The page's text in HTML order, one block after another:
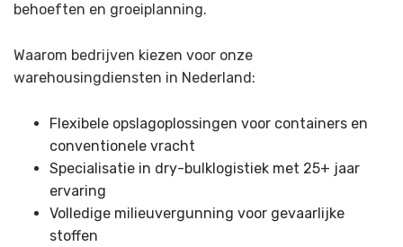
behoeften en groeiplanning.
Waarom bedrijven kiezen voor onze
warehousingdiensten in Nederland:
Flexibele opslagoplossingen voor containers en
conventionele vracht
Specialisatie in dry-bulklogistiek met 25+ jaar
ervaring
Volledige milieuvergunning voor gevaarlijke
stoffen